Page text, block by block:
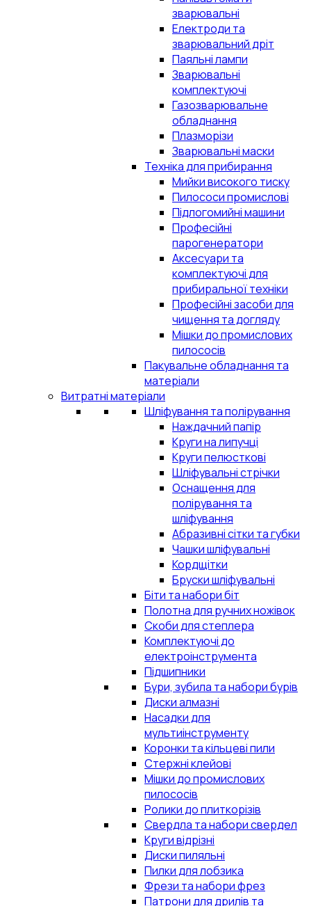
зварювальні
Електроди та
зварювальний дріт
Паяльні лампи
Зварювальні
комплектуючі
Газозварювальне
обладнання
Плазморізи
Зварювальні маски
Техніка для прибирання
Мийки високого тиску
Пилососи промислові
Підлогомийні машини
Професійні
парогенератори
Аксесуари та
комплектуючі для
прибиральної техніки
Професійні засоби для
чищення та догляду
Мішки до промислових
пилососів
Пакувальне обладнання та
матеріали
Витратні матеріали
Шліфування та полірування
Наждачний папір
Круги на липучці
Круги пелюсткові
Шліфувальні стрічки
Оснащення для
полірування та
шліфування
Абразивні сітки та губки
Чашки шліфувальні
Кордщітки
Бруски шліфувальні
Біти та набори біт
Полотна для ручних ножівок
Скоби для степлера
Комплектуючі до
електроінструмента
Підшипники
Бури, зубила та набори бурів
Диски алмазні
Насадки для
мультиінструменту
Коронки та кільцеві пили
Стержні клейові
Мішки до промислових
пилососів
Ролики до плиткорізів
Свердла та набори свердел
Круги відрізні
Диски пиляльні
Пилки для лобзика
Фрези та набори фрез
Патрони для дрилів та